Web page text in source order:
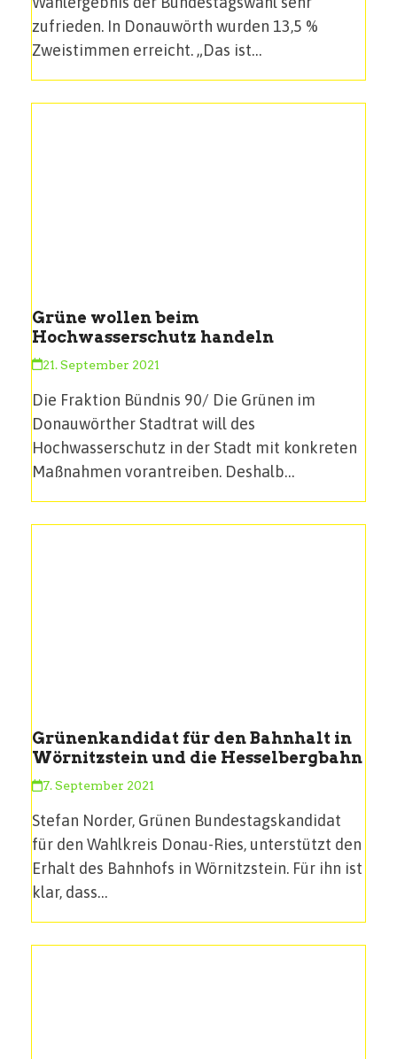
zufrieden. In Donauwörth wurden 13,5 %
Zweistimmen erreicht. „Das ist…
Grüne wollen beim
Hochwasserschutz handeln
21. September 2021
Die Fraktion Bündnis 90/ Die Grünen im
Donauwörther Stadtrat will des
Hochwasserschutz in der Stadt mit konkreten
Maßnahmen vorantreiben. Deshalb…
Grünenkandidat für den Bahnhalt in
Wörnitzstein und die Hesselbergbahn
7. September 2021
Stefan Norder, Grünen Bundestagskandidat
für den Wahlkreis Donau-Ries, unterstützt den
Erhalt des Bahnhofs in Wörnitzstein. Für ihn ist
klar, dass…